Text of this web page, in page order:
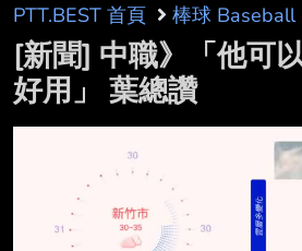
PTT.BEST 首頁 棒球 Baseball
[新聞] 中職》「他可
好用」 葉總讚